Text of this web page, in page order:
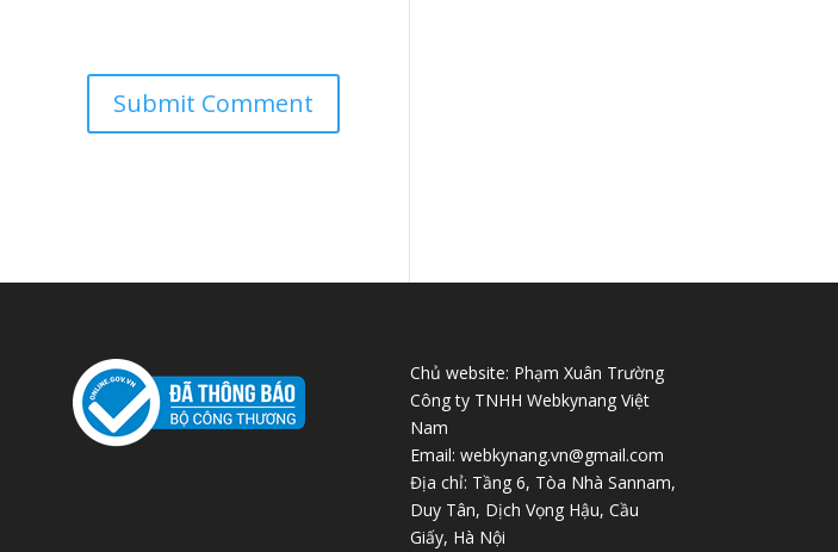
Chủ website: Phạm Xuân Trường
Công ty TNHH Webkynang Việt
Nam
Email: webkynang.vn@gmail.com
Địa chỉ: Tầng 6, Tòa Nhà Sannam,
Duy Tân, Dịch Vọng Hậu, Cầu
Giấy, Hà Nội